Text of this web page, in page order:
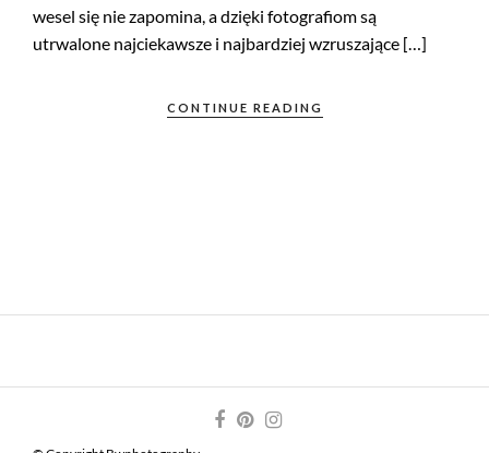
wesel się nie zapomina, a dzięki fotografiom są
utrwalone najciekawsze i najbardziej wzruszające […]
CONTINUE READING